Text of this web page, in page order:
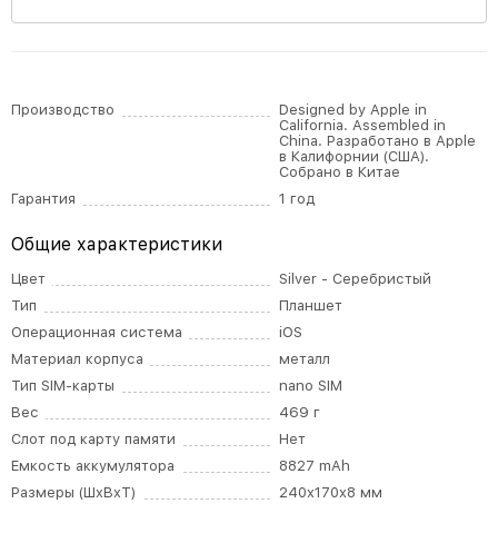
Производство
Designed by Apple in
California. Assembled in
China. Разработано в Apple
в Калифорнии (США).
Собрано в Китае
Гарантия
1 год
Общие характеристики
Цвет
Silver - Серебристый
Тип
Планшет
Операционная система
iOS
Материал корпуса
металл
Тип SIM-карты
nano SIM
Вес
469 г
Слот под карту памяти
Нет
Емкость аккумулятора
8827 mAh
Размеры (ШxВxТ)
240x170x8 мм